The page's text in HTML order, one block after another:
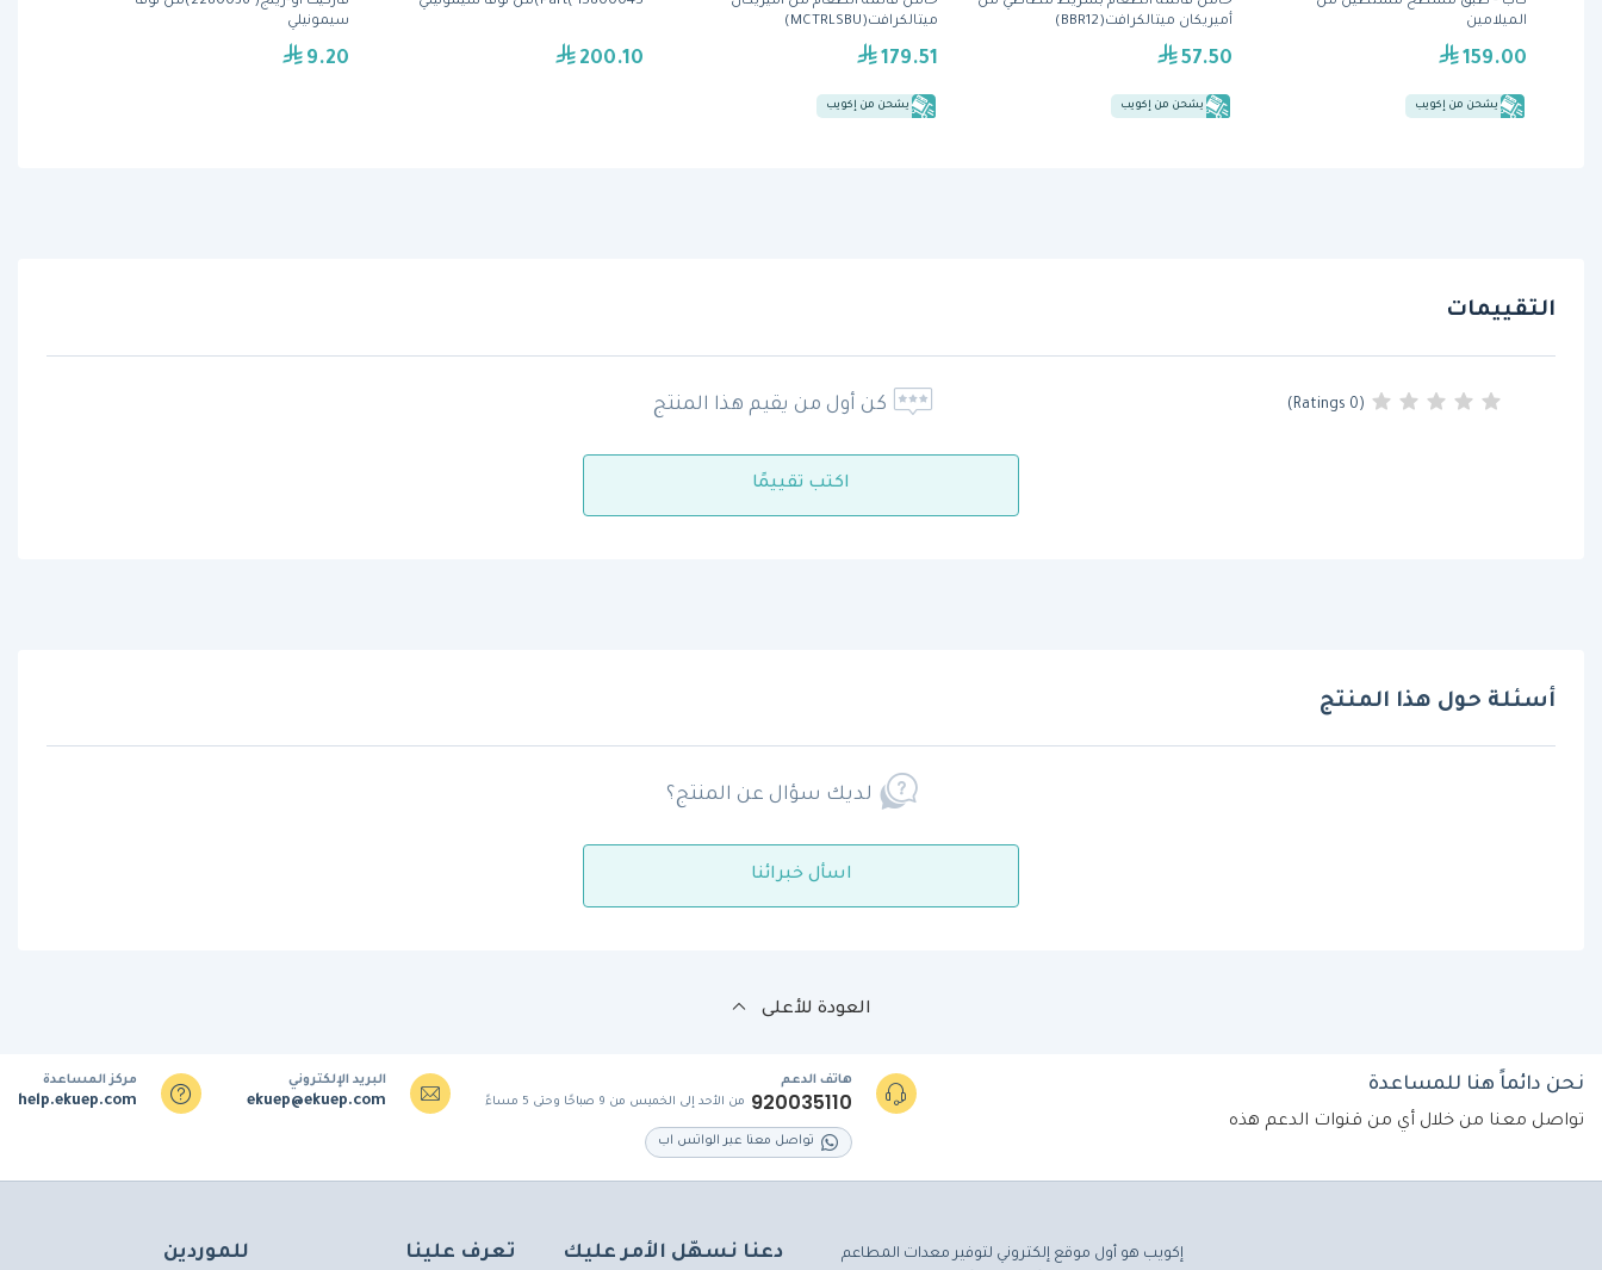
سيمونيلي
9.20 200.10
ميتالكرافت(MCTRLSBU)
179.51
يشحن من إكويب
أميريكان ميتالكرافت(BBR12)
57.50
يشحن من إكويب
الميلامين
159.00
يشحن من إكويب
التقييمات
(0 Ratings) كن أول من يقيم هذا المنتج
اكتب تقييمًا
أسئلة حول هذا المنتج
لديك سؤال عن المنتج؟
اسأل خبرائنا
العودة للأعلى
نحن دائماً هنا للمساعدة
تواصل معنا من خلال أي من قنوات الدعم هذه
هاتف الدعم
920035110 من الأحد إلى الخميس من 9 صباحًا وحتى 5 مساءً
تواصل معنا عبر الواتس اب
البريد الإلكتروني
ekuep@ekuep.com
مركز المساعدة
help.ekuep.com
إكويب هو أول موقع إلكتروني لتوفير معدات المطاعم
دعنا نسهّل الأمر عليك تعرف علينا للموردين